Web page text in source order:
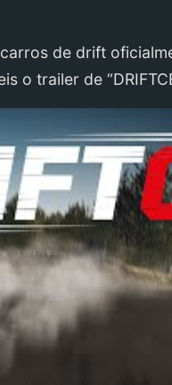
de drift
o trailer de